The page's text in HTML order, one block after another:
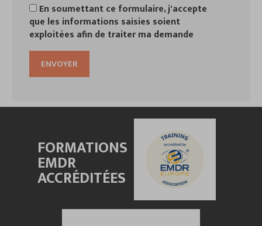
En soumettant ce formulaire, j'accepte
que les informations saisies soient
exploitées afin de traiter ma demande
FORMATIONS
EMDR
ACCRÉDITÉES